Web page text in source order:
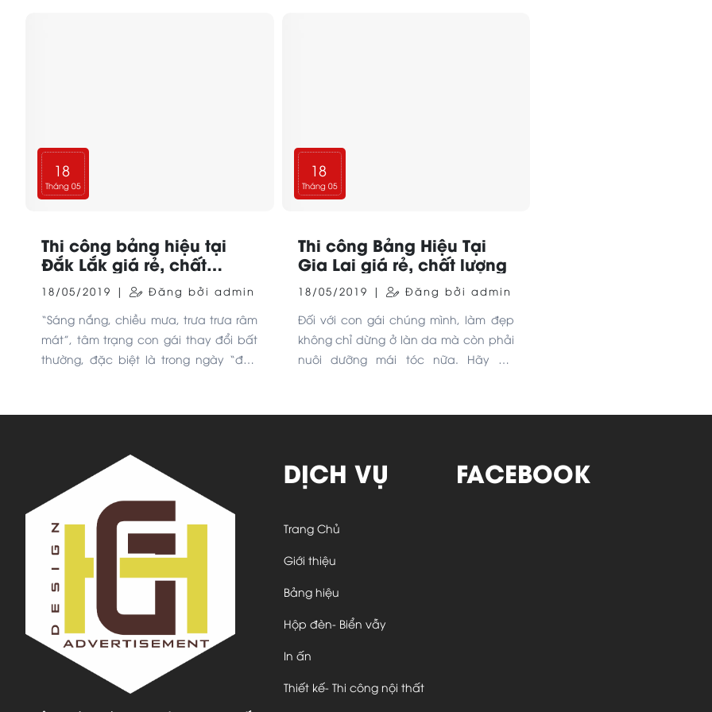
18
Tháng 05
Thi công bảng hiệu tại
Đắk Lắk giá rẻ, chất
lượng
18/05/2019 | Đăng bởi admin
“Sáng nắng, chiều mưa, trưa trưa râm
mát”, tâm trạng con gái thay đổi bất
thường, đặc biệt là trong ngày “đèn
sao nhỉ? Hãy cùng xoa dịu cảm xúc
nhà Lixibox nhé.
18
Tháng 05
Thi công Bảng Hiệu Tại
Gia Lai giá rẻ, chất lượng
18/05/2019 | Đăng bởi admin
Đối với con gái chúng mình, làm đẹp
không chỉ dừng ở làn da mà còn phải
nuôi dưỡng mái tóc nữa. Hãy để
ngày thời tiết thất thường này nha!
DỊCH VỤ
Trang Chủ
Giới thiệu
Bảng hiệu
Hộp đèn- Biển vẫy
In ấn
Thiết kế- Thi công nội thất
FACEBOOK